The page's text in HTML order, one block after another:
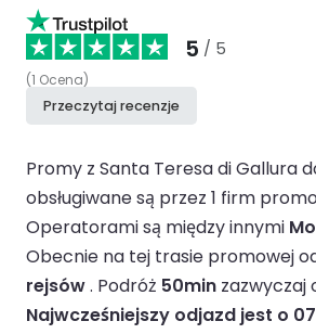
5 / 5
(1 Ocena)
Przeczytaj recenzje
Promy z Santa Teresa di Gallura
obsługiwane są przez 1 firm
Operatorami są między innymi
Obecnie na tej trasie promowej
rejsów. Podróż 50min zazwyczaj
Najwcześniejszy odjazd jest o